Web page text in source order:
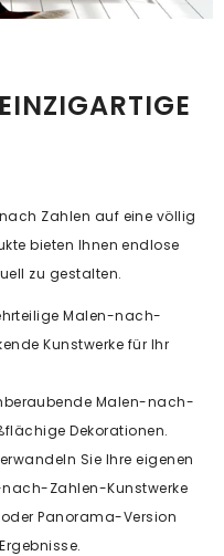
Zahlen auf eine völlig
bieten Ihnen endlose
zu gestalten.
Malen-nach-
Kunstwerke für Ihr
Malen-nach-
Dekorationen.
Sie Ihre eigenen
Zahlen-Kunstwerke
Panorama-Version